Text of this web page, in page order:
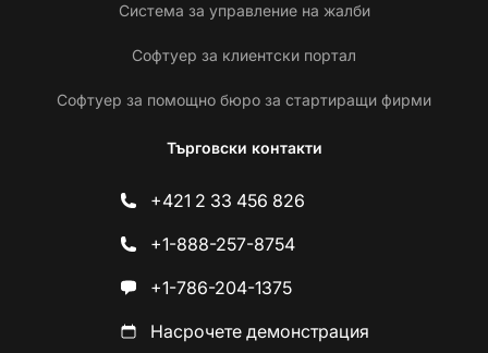
Система за управление на жалби
Софтуер за клиентски портал
Софтуер за помощно бюро за стартиращи фирми
Търговски контакти
+421 2 33 456 826
+1-888-257-8754
+1-786-204-1375
Насрочете демонстрация